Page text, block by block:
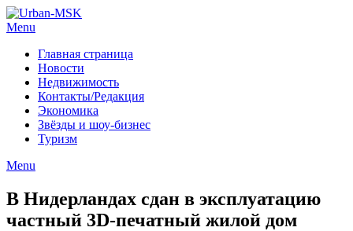
Menu
Главная страница
Новости
Недвижимость
Контакты/Редакция
Экономика
Звёзды и шоу-бизнес
Туризм
Menu
В Нидерландах сдан в эксплуатацию
частный 3D-печатный жилой дом